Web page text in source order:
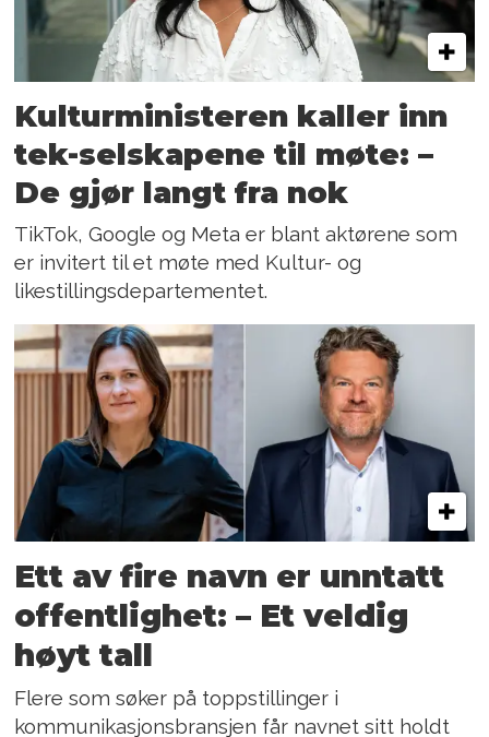
Kulturministeren kaller inn
tek-selskapene til møte: –
De gjør langt fra nok
TikTok, Google og Meta er blant aktørene som
er invitert til et møte med Kultur- og
likestillingsdepartementet.
Ett av fire navn er unntatt
offentlighet: – Et veldig
høyt tall
Flere som søker på toppstillinger i
kommunikasjonsbransjen får navnet sitt holdt